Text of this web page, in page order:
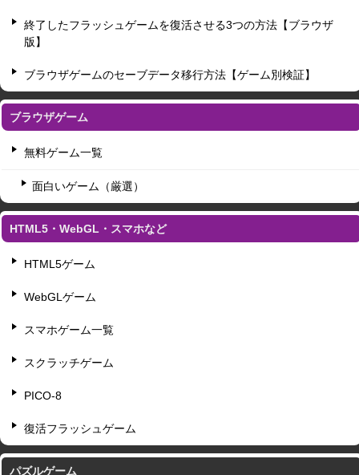
終了したフラッシュゲームを復活させる3つの方法【ブラウザ
版】
ブラウザゲームのセーブデータ移行方法【ゲーム別検証】
ブラウザゲーム
無料ゲーム一覧
面白いゲーム（厳選）
HTML5・WebGL・スマホなど
HTML5ゲーム
WebGLゲーム
スマホゲーム一覧
スクラッチゲーム
PICO-8
復活フラッシュゲーム
パズルゲーム